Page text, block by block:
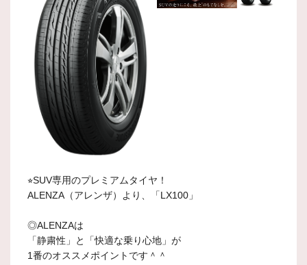
⭐︎SUV専用のプレミアムタイヤ！
ALENZA（アレンザ）より、「LX100」
◎ALENZAは
「静粛性」と「快適な乗り心地」が
1番のオススメポイントです＾＾